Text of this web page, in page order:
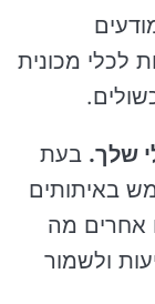
לכלי מכונית
בעת
באיתותים
אחרים מה
ולשמור